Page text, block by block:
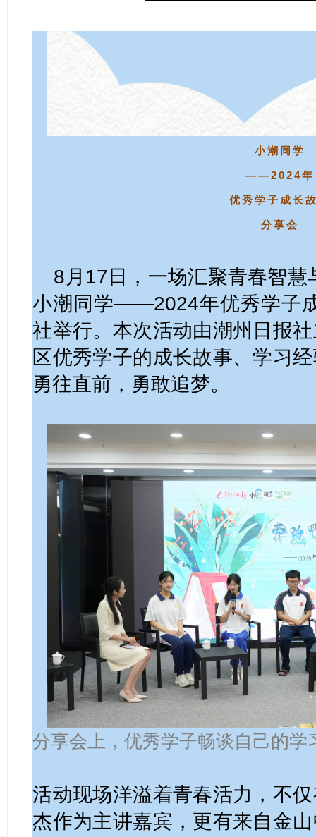
小潮同学
——2024年
优秀学子成长
分享会
8月17日，一场汇聚青春智
小潮同学——2024年优秀学子
社举行。本次活动由潮州日报
区优秀学子的成长故事、学习
勇往直前，勇敢追梦。
分享会上，优秀学子畅谈自己的学
活动现场洋溢着青春活力，不
杰作为主讲嘉宾，更有来自金